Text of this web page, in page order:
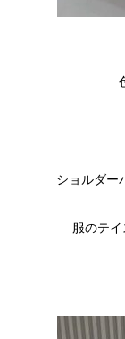
ショルダー
服のテ